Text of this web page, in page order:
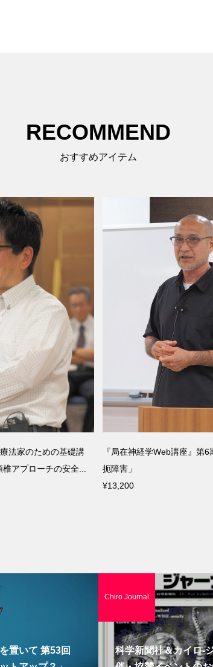
RECOMMEND
おすすめアイテム
経学Web講座』第6期「末梢神経絞
『局在神経学
置いて 第53回
科学新聞社＆カイロ-
Chiro Journal